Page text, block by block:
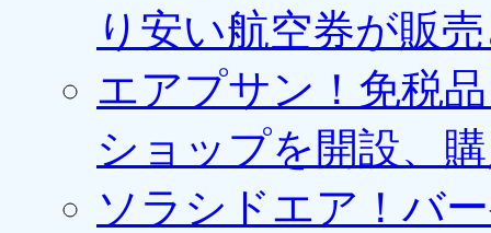
り安い航空券が販
エアプサン！免税
ショップを開設、
ソラシドエア！バ